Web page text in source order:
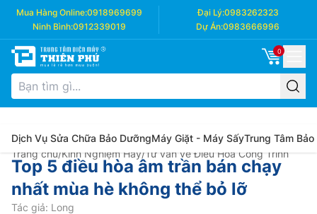
Mua Hàng Online:0918969699 Đại Lý:0983262323
Ninh Bình:0912339019 Dự Án:0983666996
0
Dịch Vụ Sửa Chữa Bảo DưỡngMáy Giặt - Máy SấyTrung Tâm Bảo
Trang chủ/Kinh Nghiệm Hay/Tư vấn về Điều Hòa Công Trình
Top 5 điều hòa âm trần bán chạy
nhất mùa hè không thể bỏ lỡ
Tác giả: Long